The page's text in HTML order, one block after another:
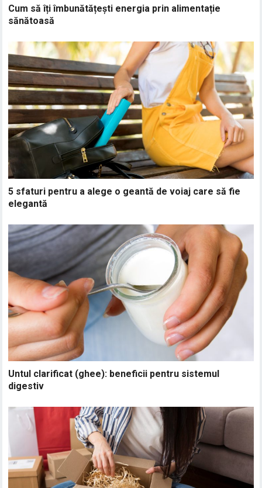
Cum să îți îmbunătățești energia prin alimentație
sănătoasă
5 sfaturi pentru a alege o geantă de voiaj care să fie
elegantă
Untul clarificat (ghee): beneficii pentru sistemul
digestiv